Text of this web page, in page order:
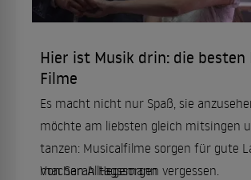
Hier ist Musik drin: die besten
Filme
Es macht nicht nur Spaß, sie
möchte am liebsten gleich mitsingen
tanzen: Musicalfilme sorgen für gute
machen Alltagssorgen vergessen.
Von Sarah Hegemann